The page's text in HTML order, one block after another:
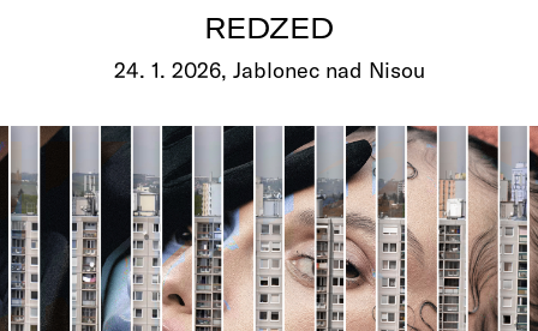
Pro děti
edu
Vše o ČT
REDZED
24. 1. 2026, Jablonec nad Nisou